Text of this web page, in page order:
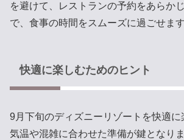
を避けて、レストランの予約をあらか
で、食事の時間をスムーズに過ごせます
快適に楽しむためのヒント
9月下旬のディズニーリゾートを快適に
気温や混雑に合わせた準備が鍵となり